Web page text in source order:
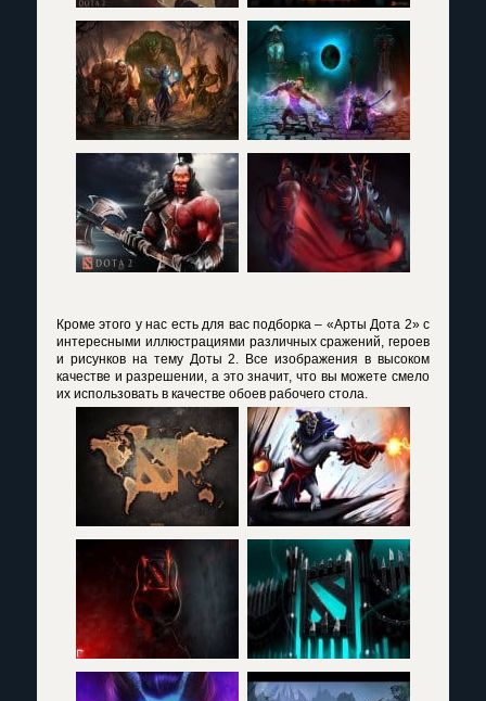
Кроме этого у нас есть для вас подборка – «Арты Дота 2» с
интересными иллюстрациями различных сражений, героев
и рисунков на тему Доты 2. Все изображения в высоком
качестве и разрешении, а это значит, что вы можете смело
их использовать в качестве обоев рабочего стола.